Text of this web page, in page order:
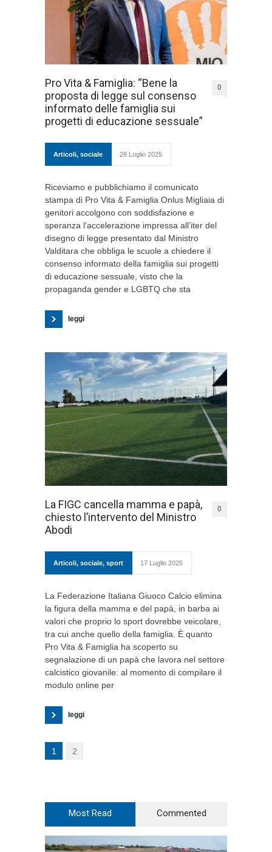
Pro Vita & Famiglia: “Bene la
proposta di legge sul consenso
informato delle famiglia sui
progetti di educazione sessuale”
0
Articoli, sociale 28 Luglio 2025
Riceviamo e pubblichiamo il comunicato
stampa di Pro Vita & Famiglia Onlus Migliaia di
genitori accolgono con soddisfazione e
speranza l’accelerazione impressa all’iter del
disegno di legge presentato dal Ministro
Valditara che obbliga le scuole a chiedere il
consenso informato della famiglia sui progetti
di educazione sessuale, visto che la
propaganda gender e LGBTQ che sta
leggi
La FIGC cancella mamma e papà,
chiesto l’intervento del Ministro
Abodi
0
Articoli, sociale, sport 17 Luglio 2025
La Federazione Italiana Giuoco Calcio elimina
la figura della mamma e del papà, in barba ai
valori che proprio lo sport dovrebbe veicolare,
tra cui anche quello della famiglia. È quanto
Pro Vita & Famiglia ha scoperto su
segnalazione di un papà che lavora nel settore
calcistico giovanile: al momento di compilare il
modulo online per
leggi
1 2
Most Read Commented